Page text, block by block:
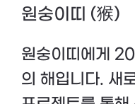
원숭이띠 (猴)
원숭이띠에게
의 해입니다. 새